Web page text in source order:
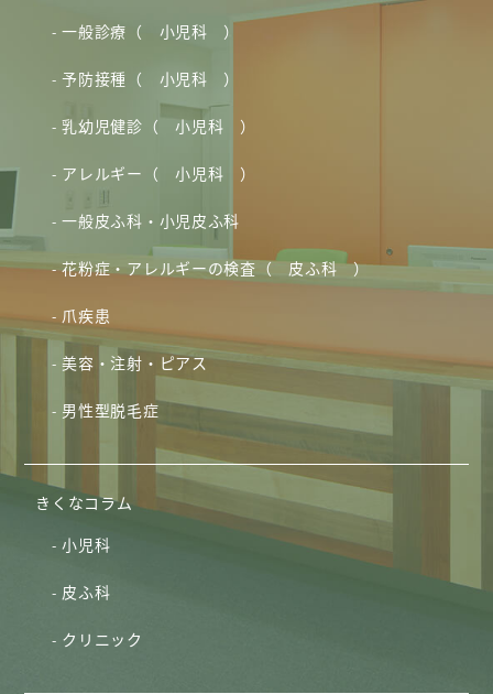
一般診療（ 小児科 ）
予防接種（ 小児科 ）
乳幼児健診（ 小児科 ）
アレルギー（ 小児科 ）
一般皮ふ科・小児皮ふ科
花粉症・アレルギーの検査（ 皮ふ科 ）
爪疾患
美容・注射・ピアス
男性型脱毛症
きくなコラム
小児科
皮ふ科
クリニック